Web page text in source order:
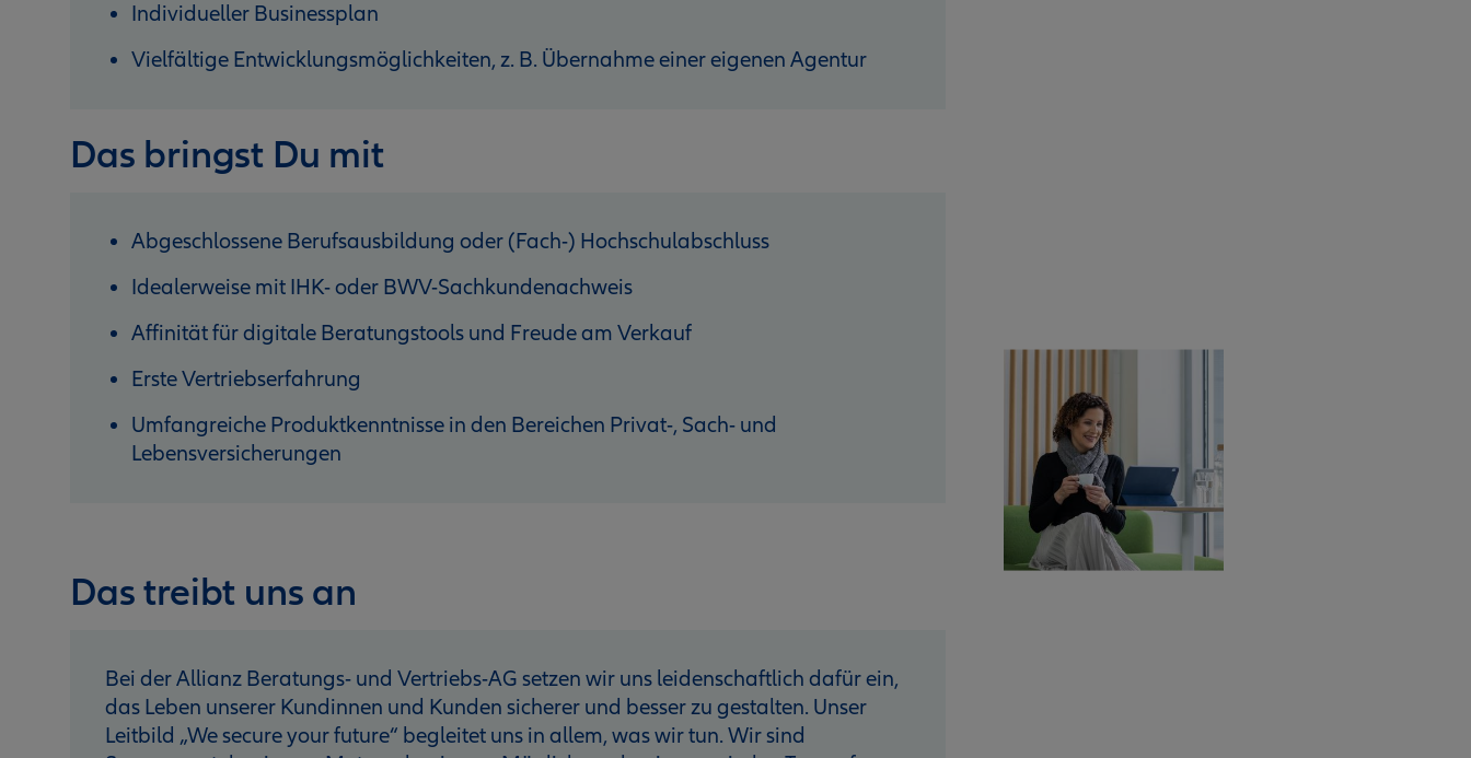
Individueller Businessplan
Vielfältige Entwicklungsmöglichkeiten, z. B. Übernahme einer eigenen Agentur
Das bringst Du mit
Abgeschlossene Berufsausbildung oder (Fach-) Hochschulabschluss
Idealerweise mit IHK- oder BWV-Sachkundenachweis
Affinität für digitale Beratungstools und Freude am Verkauf
Erste Vertriebserfahrung
Umfangreiche Produktkenntnisse in den Bereichen Privat-, Sach- und
Lebensversicherungen
Das treibt uns an
Bei der Allianz Beratungs- und Vertriebs-AG setzen wir uns leidenschaftlich dafür ein,
das Leben unserer Kundinnen und Kunden sicherer und besser zu gestalten. Unser
Leitbild „We secure your future“ begleitet uns in allem, was wir tun. Wir sind